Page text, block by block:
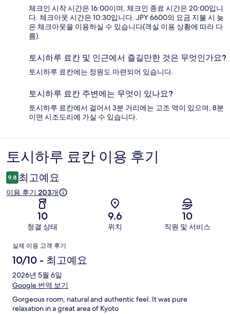
체크인 시작 시간은 16:00이며, 체크인 종료 시간은 20:00입니
다. 체크아웃 시간은 10:30입니다. JPY 6600의 요금 지불 시 늦
은 체크아웃을 이용하실 수 있습니다(객실 이용 상황에 따라 다
름).
토시하루 료칸 및 인근에서 즐길만한 것은 무엇인가요?
토시하루 료칸에는 정원도 마련되어 있습니다.
토시하루 료칸 주변에는 무엇이 있나요?
토시하루 료칸에서 걸어서 3분 거리에는 고조 역이 있으며, 8분
이면 시조도리에 가실 수 있습니다.
이
용
후
토시하루 료칸 이용 후기
9.8 최고예요
이용 후기 203개
10
청결 상태
9.6
위치
10
직원 및 서비스
이
용
후
기
실제 이용 고객 후기
10/10 - 최고예요
2026년 5월 6일
Google 번역 보기
Gorgeous room, natural and authentic feel. It was pure
relaxation in a great area of Kyoto